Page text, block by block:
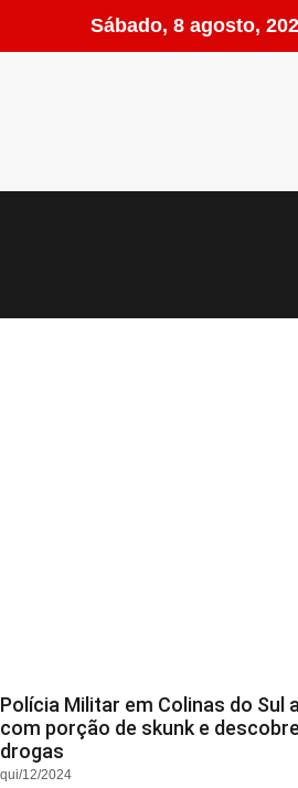
Sábado, 8 agosto,
Polícia Militar em Colinas do Sul
com porção de skunk e
drogas
qui/12/2024